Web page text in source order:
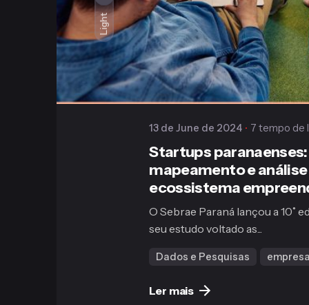
Light Gaiofato & Galvão
13 de June de 2024 7 tempo de
Startups paranaenses:
mapeamento e
ecossistema
O Sebrae Paraná lançou a 10˚
seu estudo voltado as...
Dados e Pesquisas empresa
Ler mais